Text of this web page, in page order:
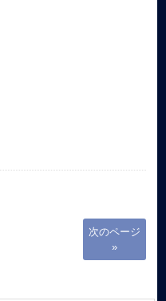
次のページ
»